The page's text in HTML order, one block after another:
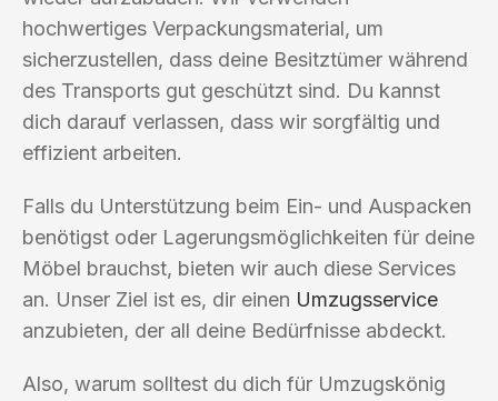
hochwertiges Verpackungsmaterial, um
sicherzustellen, dass deine Besitztümer während
des Transports gut geschützt sind. Du kannst
dich darauf verlassen, dass wir sorgfältig und
effizient arbeiten.
Falls du Unterstützung beim Ein- und Auspacken
benötigst oder Lagerungsmöglichkeiten für deine
Möbel brauchst, bieten wir auch diese Services
an. Unser Ziel ist es, dir einen Umzugsservice
anzubieten, der all deine Bedürfnisse abdeckt.
Also, warum solltest du dich für Umzugskönig